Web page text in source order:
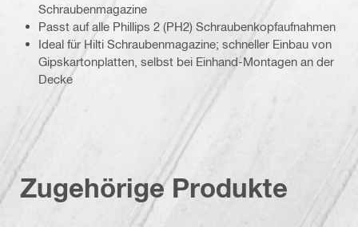
Schraubenmagazine
Passt auf alle Phillips 2 (PH2) Schraubenkopfaufnahmen
Ideal für Hilti Schraubenmagazine; schneller Einbau von
Gipskartonplatten, selbst bei Einhand-Montagen an der
Decke
Zugehörige Produkte